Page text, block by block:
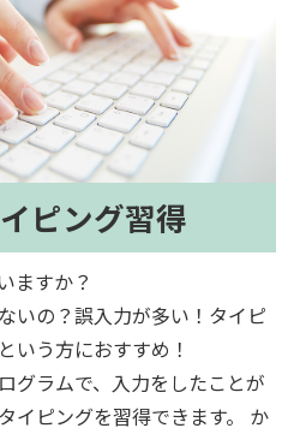
ピング習得
ますか？
いの？誤入力が多い！タイピ
いう方におすすめ！
グラムで、入力をしたことが
イピングを習得できます。 か